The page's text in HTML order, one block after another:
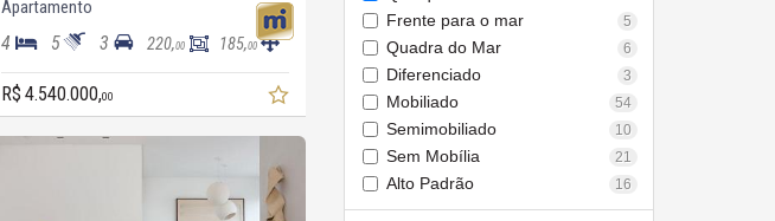
Frente para o mar
5
Quadra do Mar 6
Diferenciado 3
Mobiliado 54
Semimobiliado 10
Sem Mobília 21
Alto Padrão 16
Apartamento
4 5 3 220,00 185,00
R$ 4.540.000,00